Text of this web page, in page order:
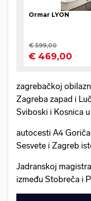
zagrebačkoj
Zagreba zapad i
Sviboski i Kosnica
autocesti A4
Sesvete i Zagreb
Jadranskoj
između Stobreča i